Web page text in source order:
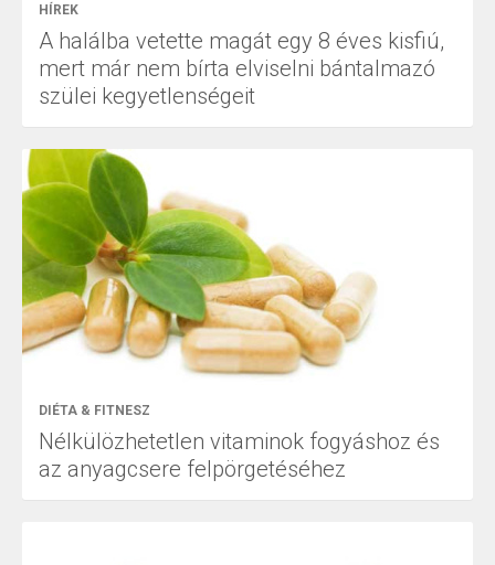
HÍREK
A halálba vetette magát egy 8 éves kisfiú,
mert már nem bírta elviselni bántalmazó
szülei kegyetlenségeit
DIÉTA & FITNESZ
Nélkülözhetetlen vitaminok fogyáshoz és
az anyagcsere felpörgetéséhez